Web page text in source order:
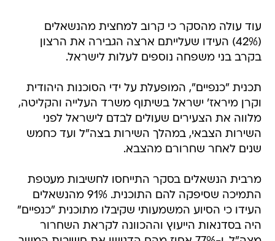
עוד עולה מהסקר כי קרוב למחצית מהנשאלים
(42%) העידו שעלייתם ארצה הגבירה את הרצון
בקרב בני משפחה נוספים לעלות לישראל.
תכנית "כנפיים", המופעלת על ידי הסוכנות היהודית
וקרן מיראז' ישראל בשיתוף משרד העלייה והקליטה,
מלווה את הצעירים שעולים לבדם לישראל לפני
השירות הצבאי, במהלך השירות בצה"ל ועד כחמש
שנים לאחר שחרורם מהצבא.
מרבית הנשאלים בסקר התייחסו לחשיבות מעטפת
התמיכה שסיפקה להם התוכנית. 91% מהנשאלים
העידו כי הסיוע המשמעותי שקיבלו מתוכנית "כנפיים"
היה בסדנאות הייעוץ וההכוונה לקראת השחרור